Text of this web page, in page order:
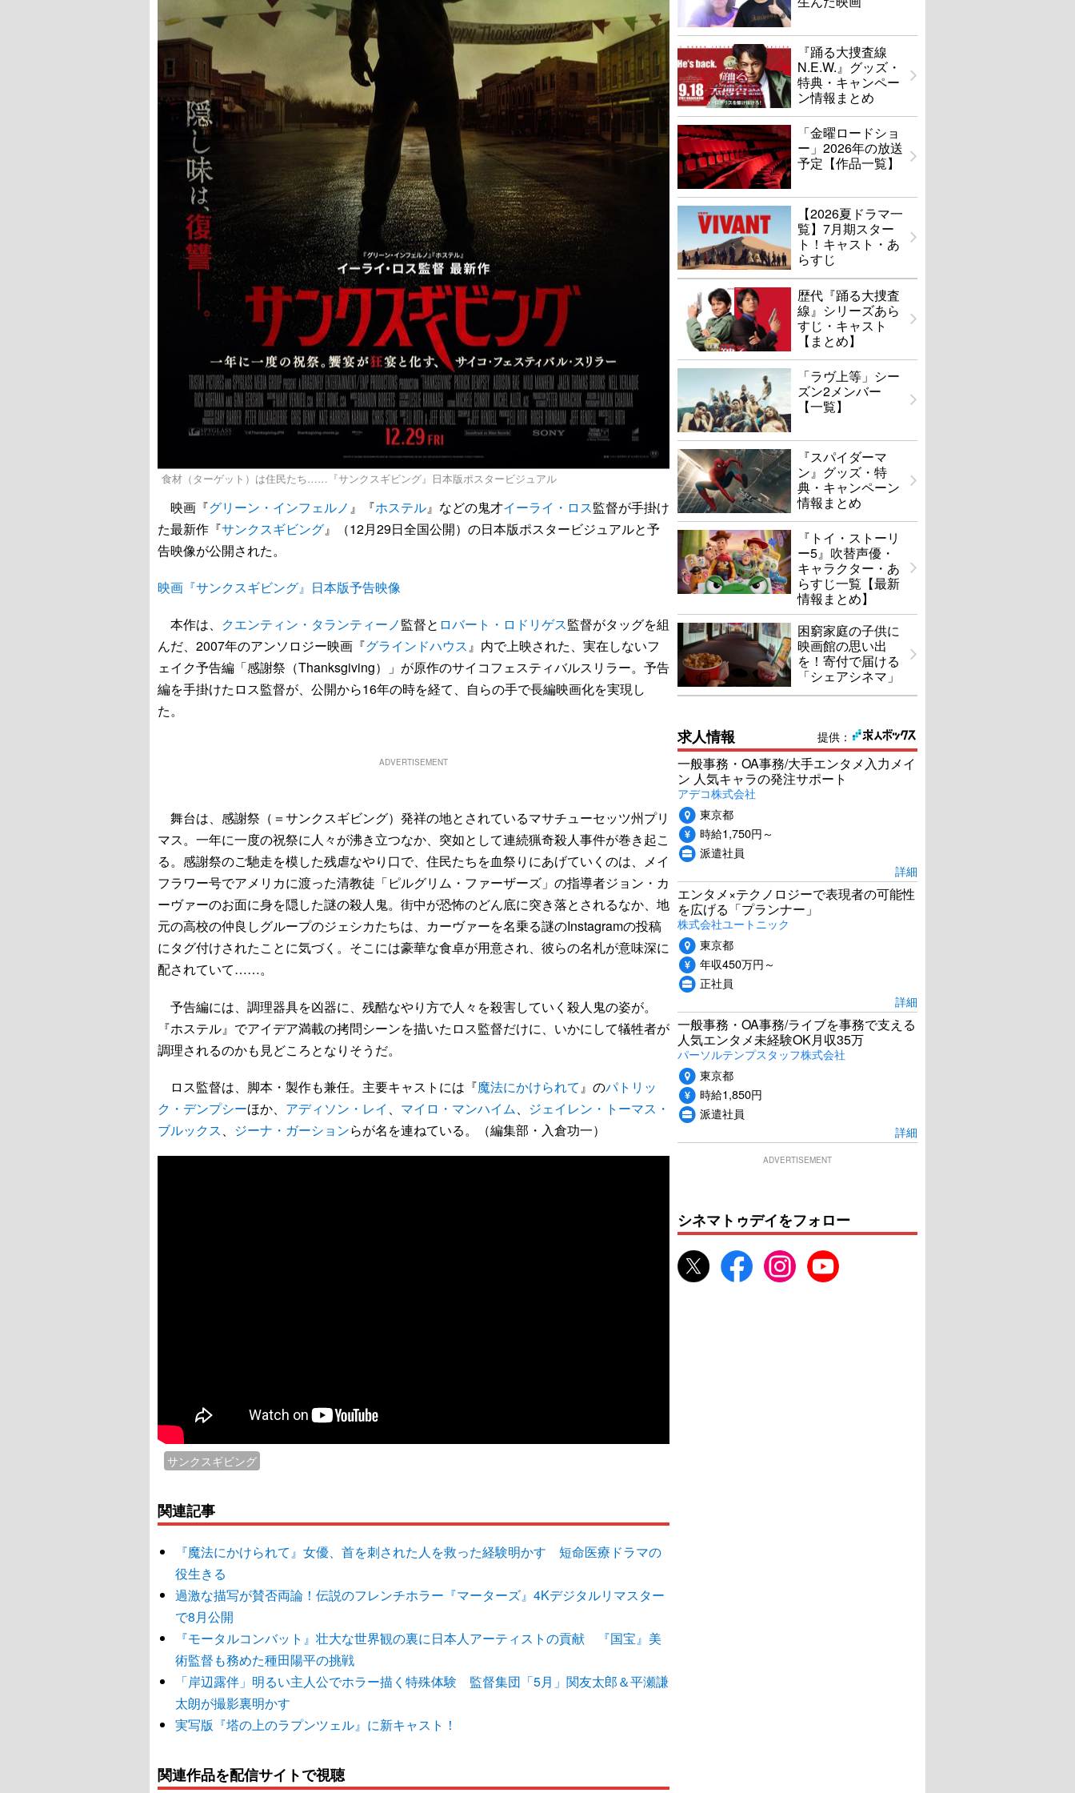
食材（ターゲット）は住民たち……『サンクスギビング』日本版ポスタービジュアル
映画『グリーン・インフェルノ 』『ホステル』などの鬼才イーライ・ロス監督が手掛け
た最新作『サンクスギビング』（12月29日全国公開）の日本版ポスタービジュアルと予
告映像が公開された。
映画『サンクスギビング』日本版予告映像
本作は、 クエンティン・タランティーノ監督と ロバート・ロドリゲス監督がタッグを組
んだ、2007年のアンソロジー映画『グラインドハウス』内で上映された、実在しないフ
ェイク予告編「感謝祭（Thanksgiving）」が原作のサイコフェスティバルスリラー。予告
編を手掛けたロス監督が、公開から16年の時を経て、自らの手で長編映画化を実現し
た。
ADVERTISEMENT
舞台は、感謝祭（＝サンクスギビング）発祥の地とされているマサチューセッツ州プリ
マス。一年に一度の祝祭に人々が沸き立つなか、突如として連続猟奇殺人事件が巻き起こ
る。感謝祭のご馳走を模した残虐なやり口で、住民たちを血祭りにあげていくのは、メイ
フラワー号でアメリカに渡った清教徒「ピルグリム・ファーザーズ」の指導者ジョン・カ
ーヴァーのお面に身を隠した謎の殺人鬼。街中が恐怖のどん底に突き落とされるなか、地
元の高校の仲良しグループのジェシカたちは、カーヴァーを名乗る謎のInstagramの投稿
にタグ付けされたことに気づく。そこには豪華な食卓が用意され、彼らの名札が意味深に
配されていて……。
予告編には、調理器具を凶器に、残酷なやり方で人々を殺害していく殺人鬼の姿が。
『ホステル』でアイデア満載の拷問シーンを描いたロス監督だけに、いかにして犠牲者が
調理されるのかも見どころとなりそうだ。
ロス監督は、脚本・製作も兼任。主要キャストには『魔法にかけられて』のパトリッ
ク・デンプシーほか、 アディソン・レイ 、 マイロ・マンハイム、 ジェイレン・トーマス・
ブルックス、 ジーナ・ガーションらが名を連ねている。（編集部・入倉功一）
サンクスギビング
関連記事
『魔法にかけられて』女優、首を刺された人を救った経験明かす 短命医療ドラマの
役生きる
過激な描写が賛否両論！伝説のフレンチホラー『マーターズ』4Kデジタルリマスター
で8月公開
『モータルコンバット』壮大な世界観の裏に日本人アーティストの貢献 『国宝』美
術監督も務めた種田陽平の挑戦
「岸辺露伴」明るい主人公でホラー描く特殊体験 監督集団「5月」関友太郎＆平瀬謙
太朗が撮影裏明かす
実写版『塔の上のラプンツェル』に新キャスト！
関連作品を配信サイトで視聴
『踊る大捜査線
N.E.W.』グッズ・
特典・キャンペー
ン情報まとめ
「金曜ロードショ
ー」2026年の放送
予定【作品一覧】
【2026夏ドラマ一
覧】7月期スター
ト！キャスト・あ
らすじ
歴代『踊る大捜査
線』シリーズあら
すじ・キャスト
【まとめ】
「ラヴ上等」シー
ズン2メンバー
【一覧】
『スパイダーマ
ン』グッズ・特
典・キャンペーン
情報まとめ
『トイ・ストーリ
ー5』吹替声優・
キャラクター・あ
らすじ一覧【最新
情報まとめ】
困窮家庭の子供に
映画館の思い出
を！寄付で届ける
「シェアシネマ」
提供：
求人情報
一般事務・OA事務/大手エンタメ入力メイ
ン 人気キャラの発注サポート
アデコ株式会社
東京都
時給1,750円～
派遣社員
詳細
エンタメ×テクノロジーで表現者の可能性
を広げる「プランナー」
株式会社ユートニック
東京都
年収450万円～
正社員
詳細
一般事務・OA事務/ライブを事務で支える
人気エンタメ未経験OK月収35万
パーソルテンプスタッフ株式会社
東京都
時給1,850円
派遣社員
詳細
ADVERTISEMENT
シネマトゥデイをフォロー